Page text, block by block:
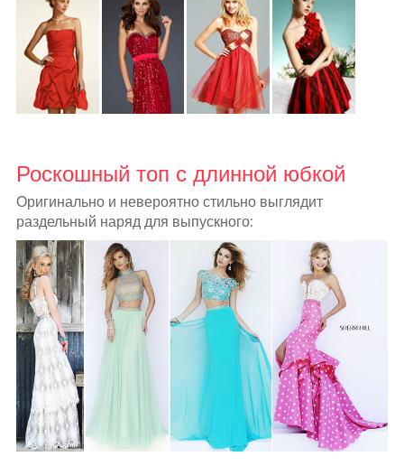
Роскошный топ с длинной юбкой
Оригинально и невероятно стильно выглядит
раздельный наряд для выпускного: